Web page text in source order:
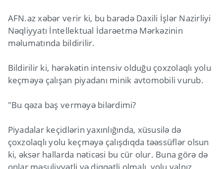
AFN.az xəbər verir ki, bu barədə Daxili İşlər Nazirliyi
Nəqliyyatı İntellektual İdarəetmə Mərkəzinin
məlumatında bildirilir.
Bildirilir ki, hərəkətin intensiv olduğu çoxzolaqlı yolu
keçməyə çalışan piyadanı minik avtomobili vurub.
"Bu qəza baş verməyə bilərdimi?
Piyadalar keçidlərin yaxınlığında, xüsusilə də
çoxzolaqlı yolu keçməyə çalışdıqda təəssüflər olsun
ki, əksər hallarda nəticəsi bu cür olur. Buna görə də